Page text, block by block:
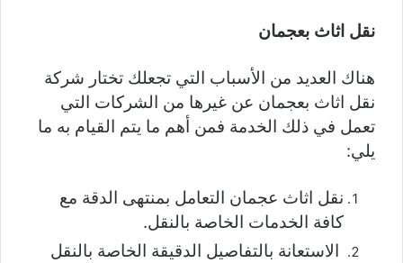
نقل اثاث بعجمان
هناك العديد من الأسباب التي تجعلك تختار شركة
نقل اثاث بعجمان عن غيرها من الشركات التي
تعمل في ذلك الخدمة فمن أهم ما يتم القيام به ما
يلي:
نقل اثاث عجمان التعامل بمنتهى الدقة مع
كافة الخدمات الخاصة بالنقل.
الاستعانة بالتفاصيل الدقيقة الخاصة بالنقل